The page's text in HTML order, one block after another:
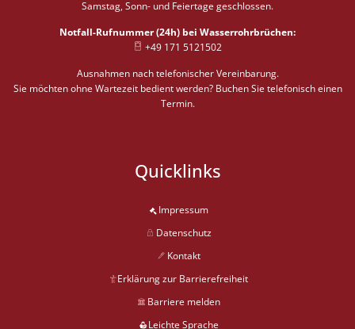
Samstag, Sonn- und Feiertage geschlossen.
Notfall-Rufnummer (24h) bei Wasserrohrbrüchen:
+49 171 5121502
Ausnahmen nach telefonischer Vereinbarung.
Sie möchten ohne Wartezeit bedient werden? Buchen Sie telefonisch einen
Termin.
Quicklinks
Impressum
Datenschutz
Kontakt
Erklärung zur Barrierefreiheit
Barriere melden
Leichte Sprache